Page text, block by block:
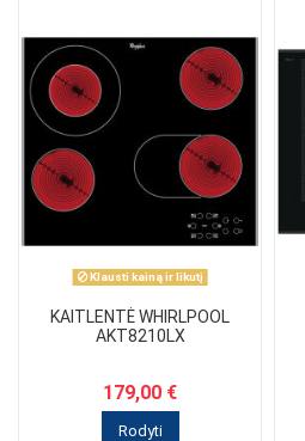
Klausti kainą ir likutį
KAITLENTĖ WHIRLPOOL
AKT8210LX
179,00 €
Rodyti